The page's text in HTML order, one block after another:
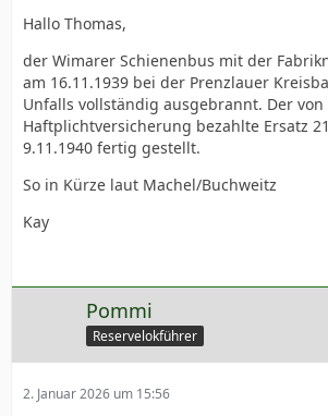
Hallo Thomas,
der Wimarer Schienenbus mit der
am 16.11.1939 bei der Prenzlauer
Unfalls vollständig ausgebrannt. Der
Haftplichtversicherung bezahlte Ersatz
9.11.1940 fertig gestellt.
So in Kürze laut Machel/Buchweitz
Kay
Pommi
Reservelokführer
2. Januar 2026 um 15:56